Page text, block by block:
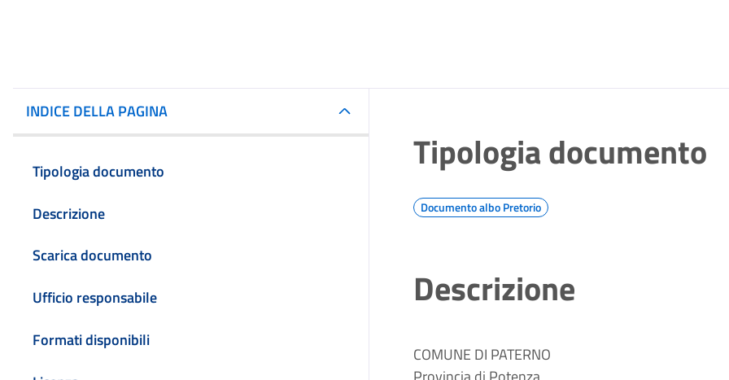
INDICE DELLA PAGINA
Tipologia documento
Descrizione
Scarica documento
Ufficio responsabile
Formati disponibili
Tipologia documento
Documento albo Pretorio
Descrizione
COMUNE DI PATERNO